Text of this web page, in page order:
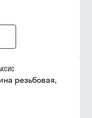
резьбовая,